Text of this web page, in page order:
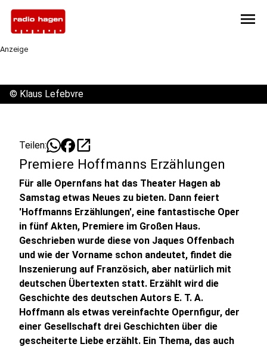
menu
Anzeige
© Klaus Lefebvre
Teilen: open_in_new
Premiere Hoffmanns Erzählungen
Für alle Opernfans hat das Theater Hagen ab
Samstag etwas Neues zu bieten. Dann feiert
'Hoffmanns Erzählungen', eine fantastische Oper
in fünf Akten, Premiere im Großen Haus.
Geschrieben wurde diese von Jaques Offenbach
und wie der Vorname schon andeutet, findet die
Inszenierung auf Französich, aber natürlich mit
deutschen Übertexten statt. Erzählt wird die
Geschichte des deutschen Autors E. T. A.
Hoffmann als etwas vereinfachte Opernfigur, der
einer Gesellschaft drei Geschichten über die
gescheiterte Liebe erzählt. Ein Thema, das auch